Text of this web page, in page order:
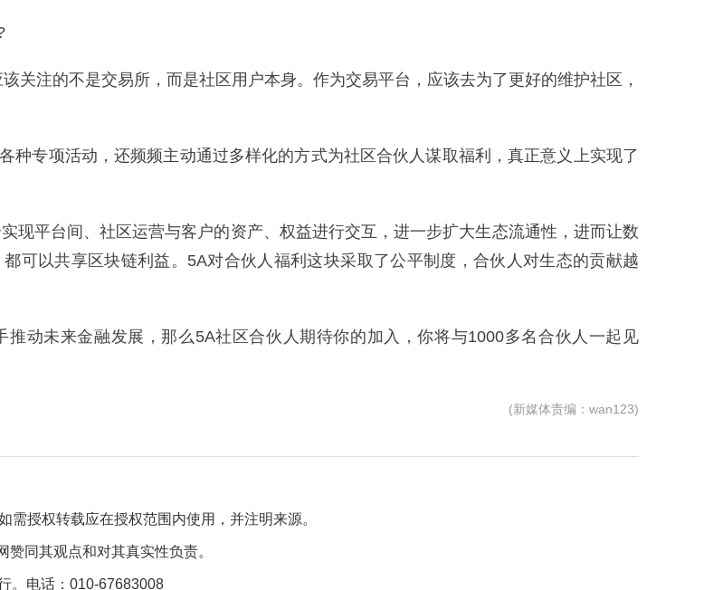
关注的不是交易所，而是社区用户本身。作为交易平台，应该去为了更好的维护社区，
种专项活动，还频频主动通过多样化的方式为社区合伙人谋取福利，真正意义上实现了
现平台间、社区运营与客户的资产、权益进行交互，进一步扩大生态流通性，进而让数
可以共享区块链利益。5A对合伙人福利这块采取了公平制度，合伙人对生态的贡献越
动未来金融发展，那么5A社区合伙人期待你的加入，你将与1000多名合伙人一起见
(新媒体责编：wan123)
需授权转载应在授权范围内使用，并注明来源。
同其观点和对其真实性负责。
。电话：010-67683008